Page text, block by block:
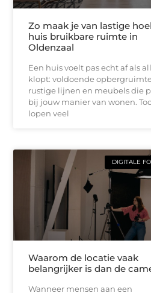
Zo maak je van lastige
huis bruikbare ruimte in
Oldenzaal
Een huis voelt pas echt af als
klopt: voldoende
rustige lijnen en meubels die
bij jouw manier van wonen.
lopen veel
DIGITALE
Waarom de locatie vaak
belangrijker is dan de
Wanneer mensen aan een